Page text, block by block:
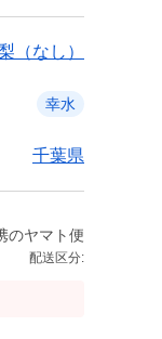
（なし）
幸水
千葉県
のヤマト便
配送区分: